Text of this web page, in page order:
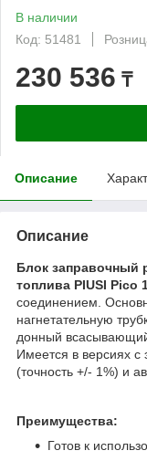
В наличии
Код: 51481
230 536 ₸
Описание
Описание
Блок заправочный
топлива PIUSI Pico
соединением.
нагнетательную
донный
Имеется в версиях
(точность +/- 1%) и
Преимущества:
Готов к